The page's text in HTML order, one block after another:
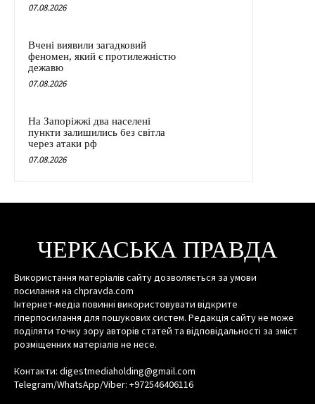
07.08.2026
Вчені виявили загадковий
феномен, який є протилежністю
дежавю
07.08.2026
На Запоріжжі два населені
пункти залишились без світла
через атаки рф
07.08.2026
ЧЕРКАСЬКА ПРАВДА
Використання матеріалів сайту дозволяється за умови
посилання на chpravda.com
Інтернет-медіа повинні використовувати відкрите
гіперпосилання для пошукових систем. Редакція сайту не може
поділяти точку зору авторів статей та відповідальності за зміст
розміщенних матеріалів не несе.
Контакти: digestmediaholding@gmail.com
Telegram/WhatsApp/Viber: +972546406116